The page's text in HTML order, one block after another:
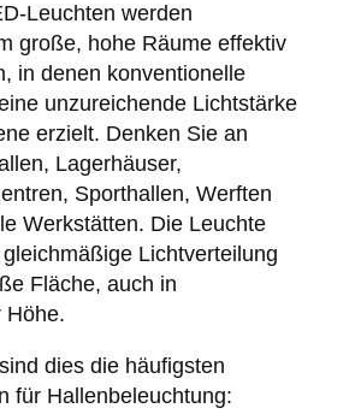
Leuchten werden
große, hohe Räume effektiv
in denen konventionelle
unzureichende Lichtstärke
erzielt. Denken Sie an
Lagerhäuser,
Sporthallen, Werften
Werkstätten. Die Leuchte
Lichtverteilung
Fläche, auch in
Höhe.
dies die häufigsten
für Hallenbeleuchtung: